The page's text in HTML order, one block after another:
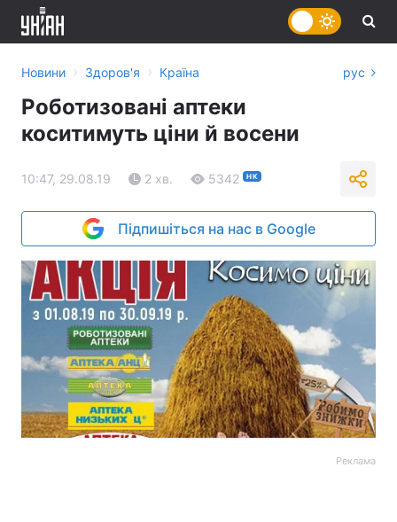
Новини › Здоров'я › Країна рус
Роботизовані аптеки
коситимуть ціни й восени
10:47, 29.08.19 2 хв. 5342 НК
Підпишіться на нас в Google
Реклама